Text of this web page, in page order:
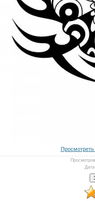
Просмотров
Дата